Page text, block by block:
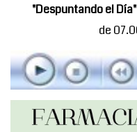
"Despuntando el
de